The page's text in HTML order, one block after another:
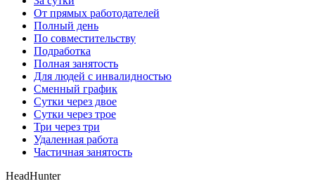
От прямых работодателей
Полный день
По совместительству
Подработка
Полная занятость
Для людей с инвалидностью
Сменный график
Сутки через двое
Сутки через трое
Три через три
Удаленная работа
Частичная занятость
HeadHunter